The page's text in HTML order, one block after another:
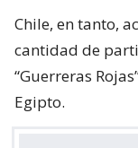
Chile, en tanto,
cantidad de
“Guerreras
Egipto.